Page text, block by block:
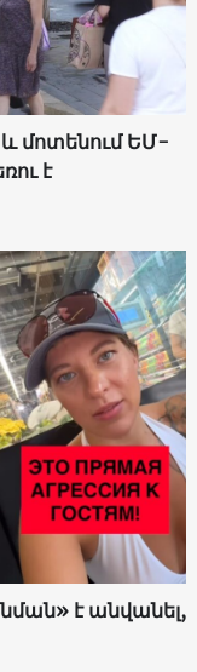
մոտենում ԵՄ-
է
է անվանել,